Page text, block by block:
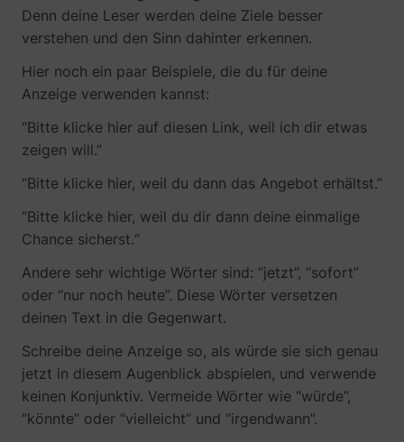
guest_id_ads
_gcl_ls Google
Denn deine Leser werden deine Ziele besser
verstehen und den Sinn dahinter erkennen.
Hier noch ein paar Beispiele, die du für deine
Anzeige verwenden kannst:
“Bitte klicke hier auf diesen Link, weil ich dir etwas
zeigen will.”
“Bitte klicke hier, weil du dann das Angebot erhältst.”
“Bitte klicke hier, weil du dir dann deine einmalige
Chance sicherst.“
Andere sehr wichtige Wörter sind: “jetzt”, “sofort”
oder “nur noch heute”. Diese Wörter versetzen
deinen Text in die Gegenwart.
Schreibe deine Anzeige so, als würde sie sich genau
jetzt in diesem Augenblick abspielen, und verwende
keinen Konjunktiv. Vermeide Wörter wie “würde”,
“könnte” oder “vielleicht” und “irgendwann”.